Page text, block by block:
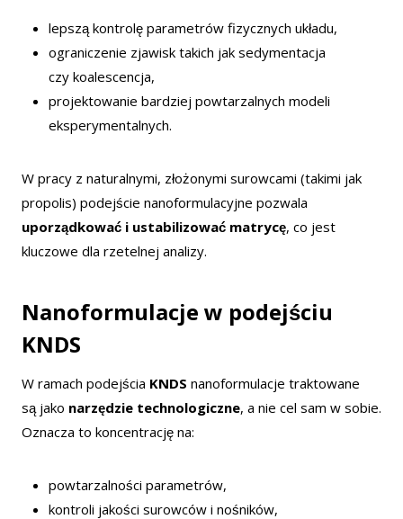
lepszą kontrolę parametrów fizycznych układu,
ograniczenie zjawisk takich jak sedymentacja
czy koalescencja,
projektowanie bardziej powtarzalnych modeli
eksperymentalnych.
W pracy z naturalnymi, złożonymi surowcami (takimi jak
propolis) podejście nanoformulacyjne pozwala
uporządkować i ustabilizować matrycę, co jest
kluczowe dla rzetelnej analizy.
Nanoformulacje w podejściu
KNDS
W ramach podejścia KNDS nanoformulacje traktowane
są jako narzędzie technologiczne, a nie cel sam w sobie.
Oznacza to koncentrację na:
powtarzalności parametrów,
kontroli jakości surowców i nośników,